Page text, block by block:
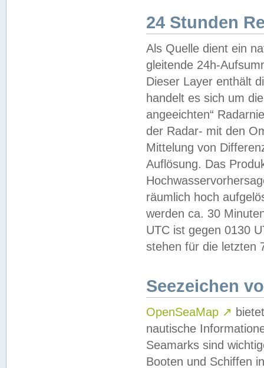
24 Stunden
Als Quelle dient ein
gleitende 24h-
Dieser Layer enthält
handelt es sich um
angeeichten“
der Radar- mit den
Mittelung von
Auflösung. Das
räumlich hoch
werden ca. 30
UTC ist gegen 0130
stehen für die letzten
Seezeichen
OpenSeaMap ↗
nautische
Seamarks sind
Booten und Schiffen